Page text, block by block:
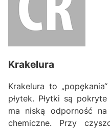
Krakelura
Krakelura to
płytek. Płytki są
ma niską odporność
chemiczne. Przy